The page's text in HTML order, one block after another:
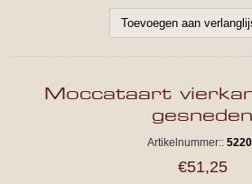
Moccataart
gesneden
Artikelnummer::
€51,25